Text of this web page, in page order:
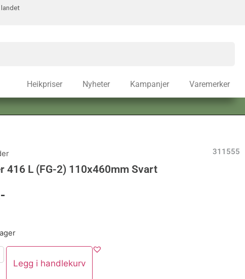
landet
Heikpriser Nyheter Kampanjer Varemerker
311555
416 L (FG-2) 110x460mm Svart
Legg i handlekurv